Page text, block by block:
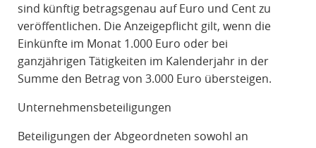
sind künftig betragsgenau auf Euro und Cent zu
veröffentlichen. Die Anzeigepflicht gilt, wenn die
Einkünfte im Monat 1.000 Euro oder bei
ganzjährigen Tätigkeiten im Kalenderjahr in der
Summe den Betrag von 3.000 Euro übersteigen.
Unternehmensbeteiligungen
Beteiligungen der Abgeordneten sowohl an